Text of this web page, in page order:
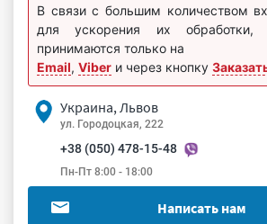
В связи с большим количеством
для ускорения их обработки,
принимаются только на
Email, Viber и через кнопку
Украина, Львов
ул. Городоцкая, 222
+38 (050) 478-15-48
Пн-Пт 8:00 - 18:00
Написать нам